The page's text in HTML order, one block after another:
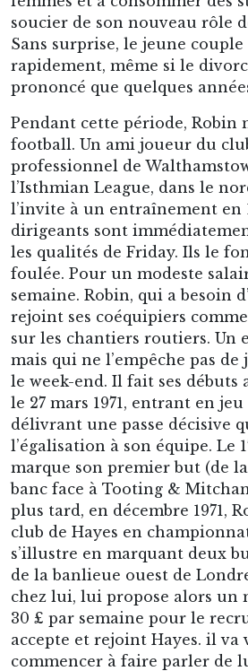
soucier de son nouveau rôle
Sans surprise, le jeune couple
rapidement, même si le
prononcé que quelques
Pendant cette période, Robin
football. Un ami joueur du
professionnel de
l’Isthmian League, dans le
l’invite à un entraînement en
dirigeants sont
les qualités de Friday. Ils le
foulée. Pour un modeste
semaine. Robin, qui a besoin
rejoint ses coéquipiers
sur les chantiers routiers. Un
mais qui ne l’empêche pas
le week-end. Il fait ses débuts
le 27 mars 1971, entrant en
délivrant une passe décisive
l’égalisation à son équipe. Le
marque son premier but (de
banc face à Tooting &
plus tard, en décembre 1971,
club de Hayes en
s’illustre en marquant deux
de la banlieue ouest de
chez lui, lui propose alors un
30 £ par semaine pour le
accepte et rejoint Hayes. il
commencer à faire parler de